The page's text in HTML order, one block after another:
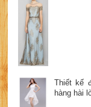
Thiết kế
hàng hài